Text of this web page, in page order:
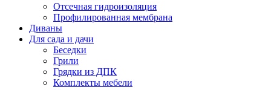
Отсечная гидроизоляция
Профилированная мембрана
Диваны
Для сада и дачи
Беседки
Грили
Грядки из ДПК
Комплекты мебели